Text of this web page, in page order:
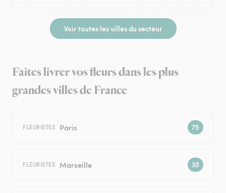
Voir toutes les villes du secteur
Faites livrer vos fleurs dans les plus
grandes villes de France
FLEURISTES Paris
FLEURISTES Marseille